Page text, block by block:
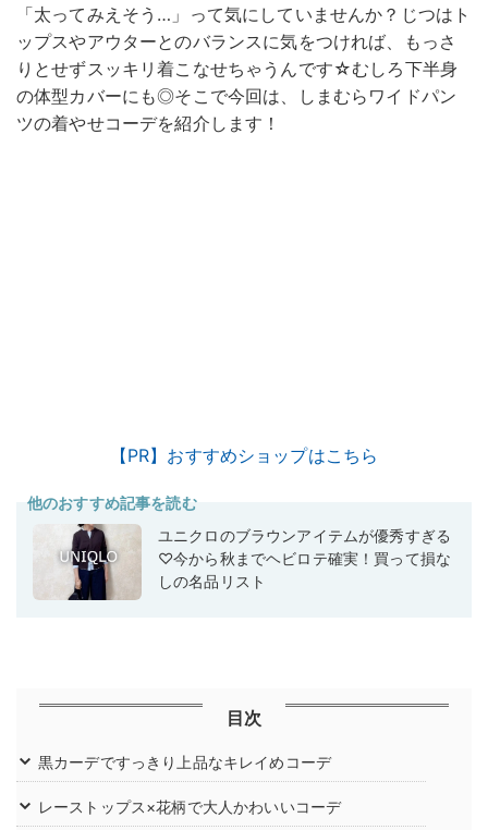
「太ってみえそう…」って気にしていませんか？じつはト
ップスやアウターとのバランスに気をつければ、もっさ
りとせずスッキリ着こなせちゃうんです☆むしろ下半身
の体型カバーにも◎そこで今回は、しまむらワイドパン
ツの着やせコーデを紹介します！
【PR】おすすめショップはこちら
他のおすすめ記事を読む
ユニクロのブラウンアイテムが優秀すぎる
♡今から秋までヘビロテ確実！買って損な
しの名品リスト
目次
黒カーデですっきり上品なキレイめコーデ
レーストップス×花柄で大人かわいいコーデ